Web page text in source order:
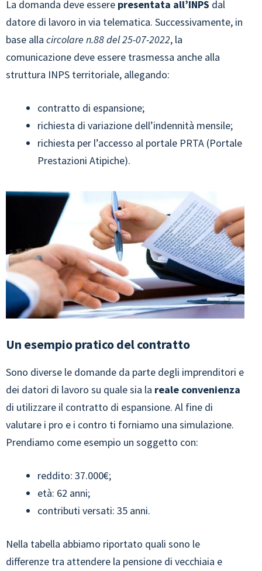
La domanda deve essere presentata all’INPS dal
datore di lavoro in via telematica. Successivamente, in
base alla circolare n.88 del 25-07-2022, la
comunicazione deve essere trasmessa anche alla
struttura INPS territoriale, allegando:
contratto di espansione;
richiesta di variazione dell’indennità mensile;
richiesta per l’accesso al portale PRTA (Portale
Prestazioni Atipiche).
Un esempio pratico del contratto
Sono diverse le domande da parte degli imprenditori e
dei datori di lavoro su quale sia la reale convenienza
di utilizzare il contratto di espansione. Al fine di
valutare i pro e i contro ti forniamo una simulazione.
Prendiamo come esempio un soggetto con:
reddito: 37.000€;
età: 62 anni;
contributi versati: 35 anni.
Nella tabella abbiamo riportato quali sono le
differenze tra attendere la pensione di vecchiaia e